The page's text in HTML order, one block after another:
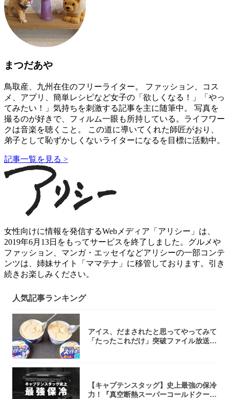
まつだあや
鳥取産、九州在住のフリーライター。 ファッション、コス
メ、アプリ、簡単レシピなど女子の「欲しくなる！」「やっ
てみたい！」気持ちを刺激する記事を主に随筆中。 写真を
撮るのが好きで、フィルム一眼も所持している。ライフワー
クは音楽を聴くこと。 この道に導いてくれた師匠がおり、
弟子として恥ずかしくないライターになるを目標に活動中。
記事一覧を見る >
女性向けに情報を発信するWebメディア「アリシー」は、
2019年6月13日をもってサービスを終了しました。グルメや
ファッション、マンガ・エッセイなどアリシーの一部コンテ
ンツは、姉妹サイト「ママテナ」に移管しております。引き
続きお楽しみください。
人気記事ランキング
アイス、だまされたと思ってやってみて
「たったこれだけ」突破ファイル放送で
【キャプテンスタッグ】史上最強の保冷
力！『真空断熱スーパーコールドクーラ